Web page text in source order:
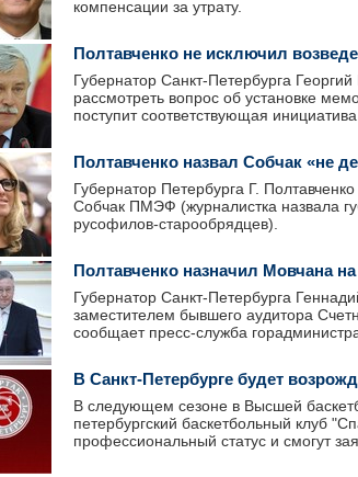
компенсации за утрату.
Полтавченко не исключил
Губернатор Санкт-Петербурга
рассмотреть вопрос об установке
поступит соответствующая инициатива.
Полтавченко назвал Собчак «не
Губернатор Петербурга Г.
Собчак ПМЭФ (журналистка назвала
русофилов-старообрядцев).
Полтавченко назначил Мовчана
Губернатор Санкт-Петербурга
заместителем бывшего аудитора
сообщает пресс-служба
В Санкт-Петербурге будет
В следующем сезоне в Высшей
петербургский баскетбольный клуб
профессиональный статус и смогут